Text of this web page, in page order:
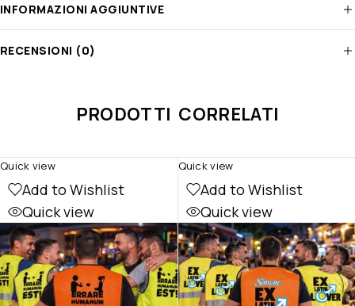
INFORMAZIONI AGGIUNTIVE
RECENSIONI (0)
PRODOTTI CORRELATI
Add to Wishlist
Quick view
Quick view
Add to Wishlist
Quick view
Quick view